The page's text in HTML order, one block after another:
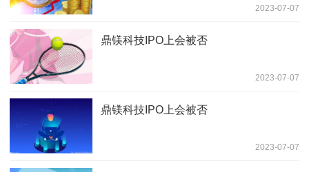
2023-07-07
鼎镁科技IPO上会被否
2023-07-07
鼎镁科技IPO上会被否
2023-07-07